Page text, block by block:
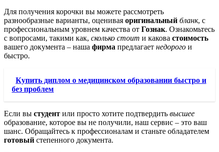
Для получения корочки вы можете рассмотреть
разнообразные варианты, оценивая оригинальный бланк, с
профессиональным уровнем качества от Гознак. Ознакомьтесь
с вопросами, такими как, сколько стоит и какова стоимость
вашего документа – наша фирма предлагает недорого и
быстро.
Купить диплом о медицинском образовании быстро и
без проблем
Если вы студент или просто хотите подтвердить высшее
образование, которое вы не получили, наш сервис – это ваш
шанс. Обращайтесь к профессионалам и станьте обладателем
готовый степенного документа.